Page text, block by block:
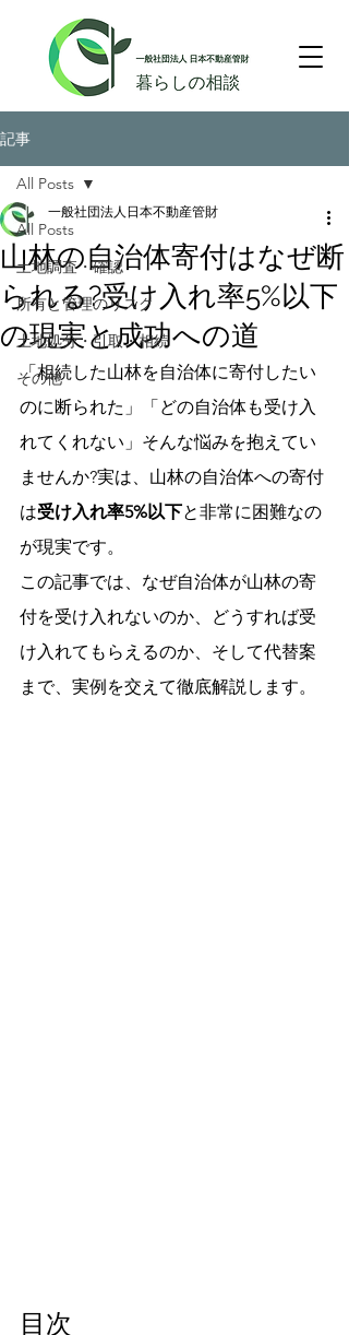
記事
All Posts
土地調査・確認
所有と管理のリスク
土地処分・引取・相続
その他
All Posts
山林の自治体寄付はなぜ断
られる?受け入れ率5%以下
の現実と成功への道
一般社団法人日本不動産管財
「相続した山林を自治体に寄付したい
のに断られた」「どの自治体も受け入
れてくれない」そんな悩みを抱えてい
ませんか?実は、山林の自治体への寄付
は受け入れ率5%以下と非常に困難なの
が現実です。
この記事では、なぜ自治体が山林の寄
付を受け入れないのか、どうすれば受
け入れてもらえるのか、そして代替案
まで、実例を交えて徹底解説します。
目次